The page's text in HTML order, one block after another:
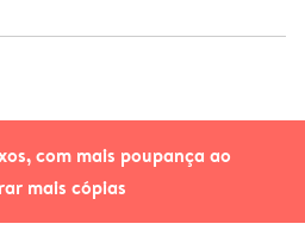
com mais poupança ao
mais cópias